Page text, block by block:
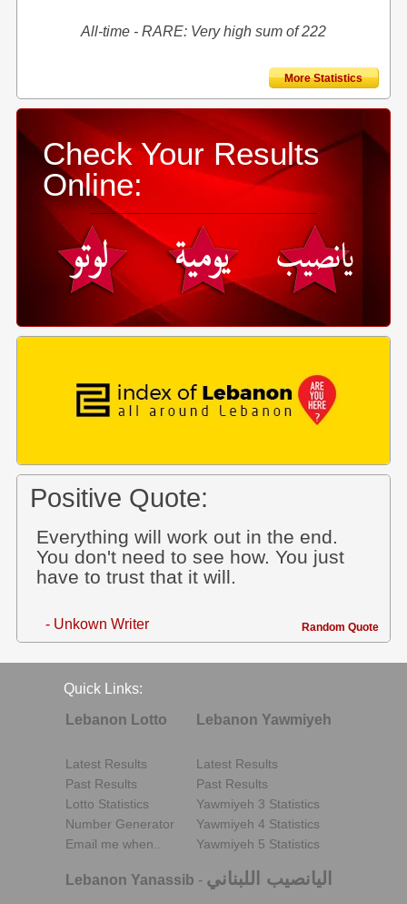
All-time - RARE: Very high sum of 222
More Statistics
Check Your Results
Online:
Positive Quote:
Everything will work out in the end.
You don't need to see how. You just
have to trust that it will.
- Unkown Writer Random Quote
Quick Links:
Lebanon Lotto
Latest Results
Past Results
Lotto Statistics
Number Generator
Email me when..
Lebanon Yawmiyeh
Latest Results
Past Results
Yawmiyeh 3 Statistics
Yawmiyeh 4 Statistics
Yawmiyeh 5 Statistics
Lebanon Yanassib - اليانصيب اللبناني